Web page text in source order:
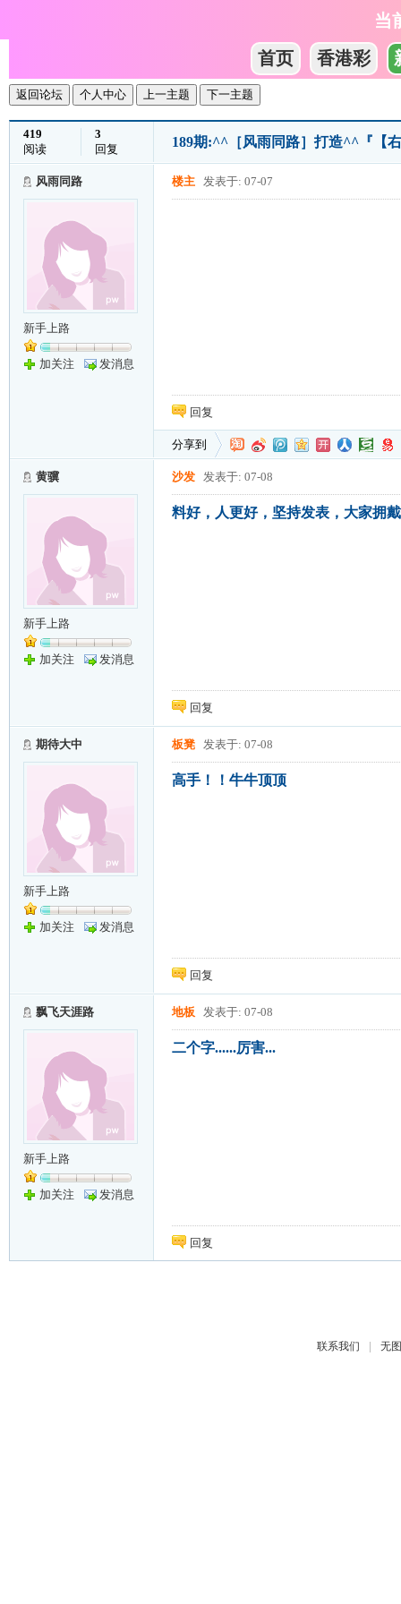
当
首页
香港彩
返回论坛 个人中心 上一主题 下一主题
419
阅读
3
回复
189期:^^［风雨同路］打造^^『【
风雨同路
新手上路
加关注 发消息
楼主 发表于: 07-07
回复
分享到
黄骥
新手上路
加关注 发消息
沙发 发表于: 07-08
料好，人更好，坚持发表，大家拥
回复
期待大中
新手上路
加关注 发消息
板凳 发表于: 07-08
高手！！牛牛顶顶
回复
飘飞天涯路
新手上路
加关注 发消息
地板 发表于: 07-08
二个字......厉害...
回复
联系我们 | 无